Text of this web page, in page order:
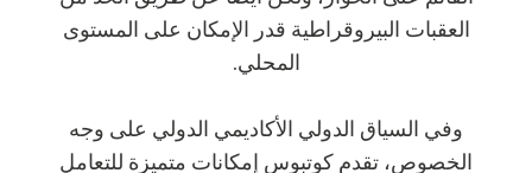
العقبات البيروقراطية قدر الإمكان على المستوى
المحلي.
وفي السياق الدولي الأكاديمي الدولي على وجه
الخصوص، تقدم كوتبوس إمكانات متميزة للتعامل